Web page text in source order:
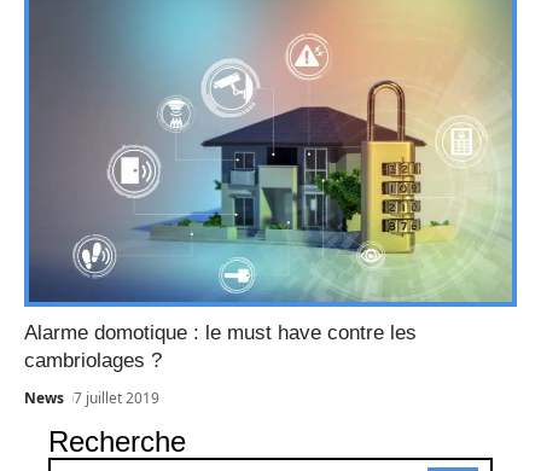
Alarme domotique : le must have contre les
cambriolages ?
News 7 juillet 2019
Recherche